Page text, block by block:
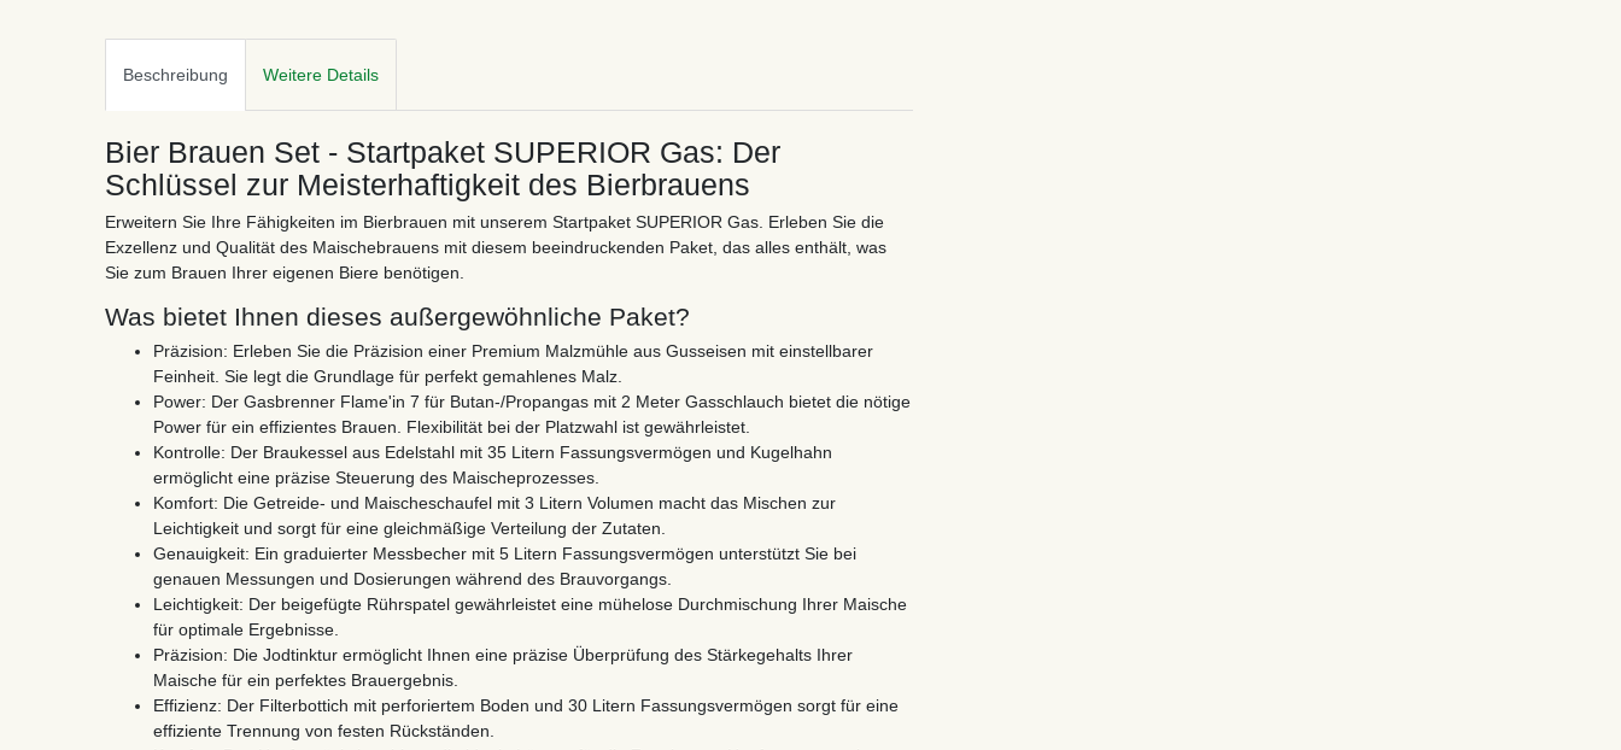
Beschreibung Weitere Details
Bier Brauen Set - Startpaket SUPERIOR Gas: Der
Schlüssel zur Meisterhaftigkeit des Bierbrauens
Erweitern Sie Ihre Fähigkeiten im Bierbrauen mit unserem Startpaket SUPERIOR Gas. Erleben Sie die
Exzellenz und Qualität des Maischebrauens mit diesem beeindruckenden Paket, das alles enthält, was
Sie zum Brauen Ihrer eigenen Biere benötigen.
Was bietet Ihnen dieses außergewöhnliche Paket?
Präzision: Erleben Sie die Präzision einer Premium Malzmühle aus Gusseisen mit einstellbarer
Feinheit. Sie legt die Grundlage für perfekt gemahlenes Malz.
Power: Der Gasbrenner Flame'in 7 für Butan-/Propangas mit 2 Meter Gasschlauch bietet die nötige
Power für ein effizientes Brauen. Flexibilität bei der Platzwahl ist gewährleistet.
Kontrolle: Der Braukessel aus Edelstahl mit 35 Litern Fassungsvermögen und Kugelhahn
ermöglicht eine präzise Steuerung des Maischeprozesses.
Komfort: Die Getreide- und Maischeschaufel mit 3 Litern Volumen macht das Mischen zur
Leichtigkeit und sorgt für eine gleichmäßige Verteilung der Zutaten.
Genauigkeit: Ein graduierter Messbecher mit 5 Litern Fassungsvermögen unterstützt Sie bei
genauen Messungen und Dosierungen während des Brauvorgangs.
Leichtigkeit: Der beigefügte Rührspatel gewährleistet eine mühelose Durchmischung Ihrer Maische
für optimale Ergebnisse.
Präzision: Die Jodtinktur ermöglicht Ihnen eine präzise Überprüfung des Stärkegehalts Ihrer
Maische für ein perfektes Brauergebnis.
Effizienz: Der Filterbottich mit perforiertem Boden und 30 Litern Fassungsvermögen sorgt für eine
effiziente Trennung von festen Rückständen.